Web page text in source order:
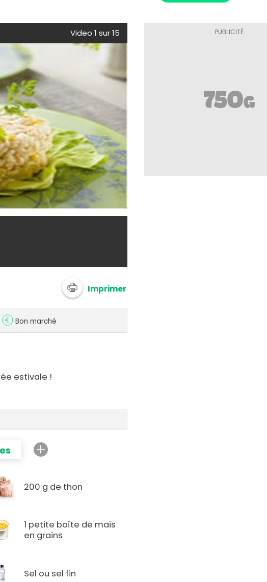
Video 1 sur 15
Imprimer
Bon marché
estivale !
200 g de thon
1 petite boîte de maïs
en grains
Sel ou sel fin